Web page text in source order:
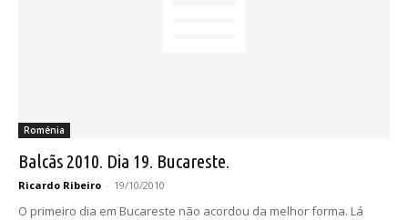
Roménia
Balcãs 2010. Dia 19. Bucareste.
Ricardo Ribeiro - 19/10/2010
O primeiro dia em Bucareste não acordou da melhor forma. Lá